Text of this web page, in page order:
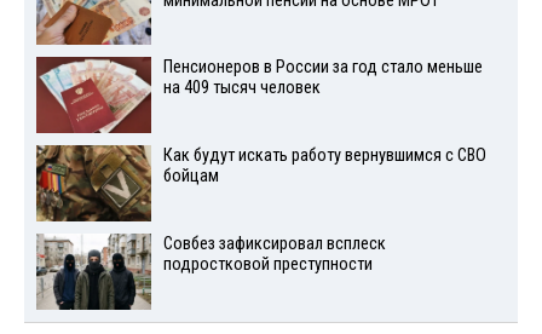
Пенсионеров в России за год стало меньше
на 409 тысяч человек
Как будут искать работу вернувшимся с СВО
бойцам
Совбез зафиксировал всплеск
подростковой преступности